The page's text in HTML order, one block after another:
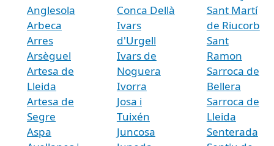
Anglesola
Arbeca
Arres
Arsèguel
Artesa de
Lleida
Artesa de
Segre
Aspa
Conca Dellà
Ivars
d'Urgell
Ivars de
Noguera
Ivorra
Josa i
Tuixén
Juncosa
Sant Martí
de Riucorb
Sant
Ramon
Sarroca de
Bellera
Sarroca de
Lleida
Senterada